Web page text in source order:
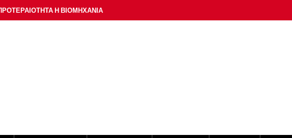
Η ΒΙΟΜΗΧΑΝΙΑ
Η ΠΛΑΤΦΟΡΜΑ
ΣΑΝ ΣΗΜΕΡΑ
Ο ΜΗΤΣΟΤΑΚΗΣ ΓΙΑ ΤΟΥΣ ΠΥΡΟΠΛΗΚΤΟΥΣ